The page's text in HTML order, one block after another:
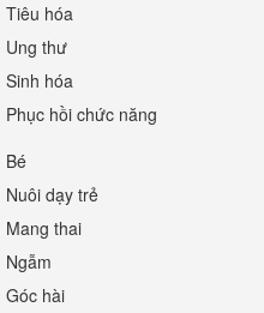
Tiêu hóa
Ung thư
Sinh hóa
Phục hồi chức năng
Bé
Nuôi dạy trẻ
Mang thai
Ngẫm
Góc hài